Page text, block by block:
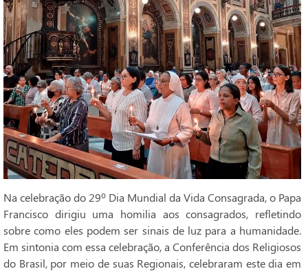
Na celebração do 29º Dia Mundial da Vida Consagrada, o Papa
Francisco dirigiu uma homilia aos consagrados, refletindo
sobre como eles podem ser sinais de luz para a humanidade.
Em sintonia com essa celebração, a Conferência dos Religiosos
do Brasil, por meio de suas Regionais, celebraram este dia em